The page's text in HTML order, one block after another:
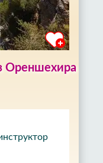
Ореншехира